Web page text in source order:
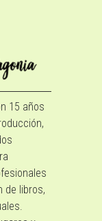
15 años
de libros,